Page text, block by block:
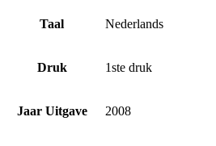
Taal Nederlands
Druk 1ste druk
Jaar Uitgave 2008